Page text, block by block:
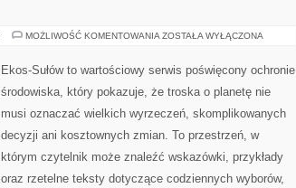
MOŻLIWOŚĆ KOMENTOWANIA EKO
ZOSTAŁA WYŁĄCZONA
Ekos-Sułów to wartościowy serwis poświęcony ochronie
środowiska, który pokazuje, że troska o planetę nie
musi oznaczać wielkich wyrzeczeń, skomplikowanych
decyzji ani kosztownych zmian. To przestrzeń, w
którym czytelnik może znaleźć wskazówki, przykłady
oraz rzetelne teksty dotyczące codziennych wyborów,